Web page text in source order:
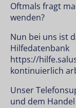
Oftmals fragt
wenden?
Nun bei uns ist
Hilfedatenbank
https://
kontinuierlich
Unser
und dem